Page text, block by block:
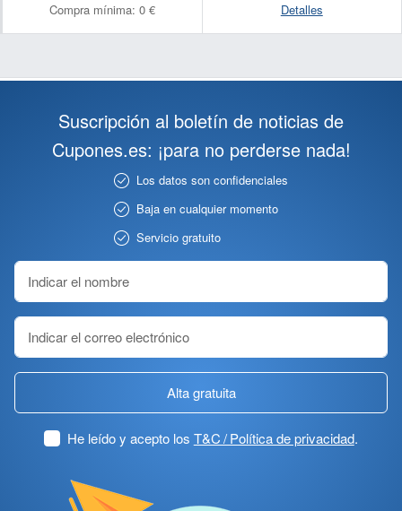
Compra mínima: 0 € Detalles
Suscripción al boletín de noticias de
Cupones.es: ¡para no perderse nada!
Los datos son confidenciales
Baja en cualquier momento
Servicio gratuito
Alta gratuita
He leído y acepto los T&C / Política de privacidad.